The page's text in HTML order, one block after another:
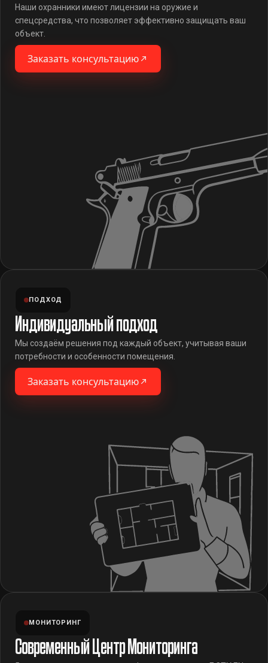
Наши охранники имеют лицензии на оружие и
спецсредства, что позволяет эффективно защищать ваш
объект.
Заказать консультацию
ПОДХОД
Индивидуальный подход
Мы создаём решения под каждый объект, учитывая ваши
потребности и особенности помещения.
Заказать консультацию
МОНИТОРИНГ
Современный Центр Мониторинга